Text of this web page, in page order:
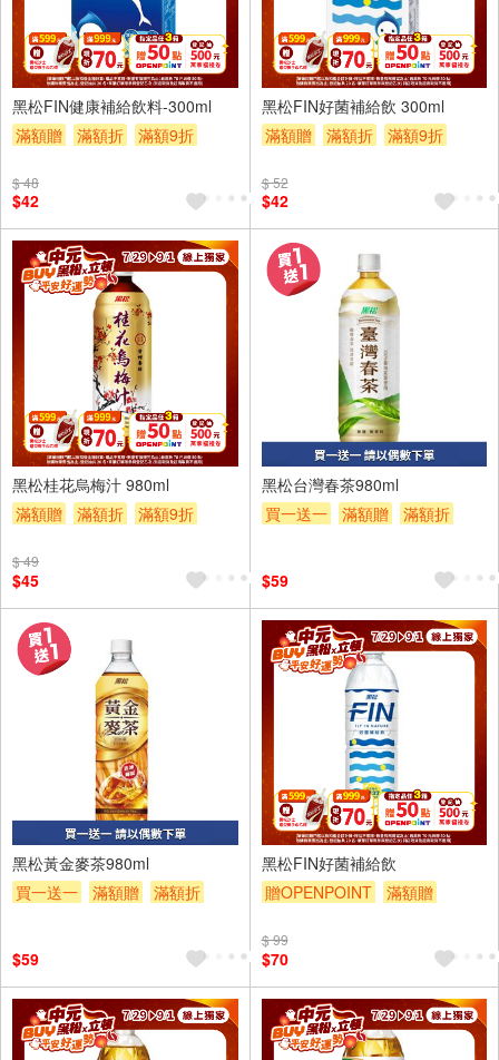
6入
黑松FIN健康補給飲料-300ml
滿額贈
滿額折
滿額9折
$ 48
$42
6入
黑松FIN好菌補給飲 300ml
滿額贈
滿額折
滿額9折
$ 52
$42
黑松桂花烏梅汁 980ml
滿額贈
滿額折
滿額9折
$ 49
$45
黑松台灣春茶980ml
買一送一
滿額贈
滿額折
$59
黑松黃金麥茶980ml
買一送一
滿額贈
滿額折
$59
4入
黑松FIN好菌補給飲
贈OPENPOINT
滿額贈
$ 99
$70